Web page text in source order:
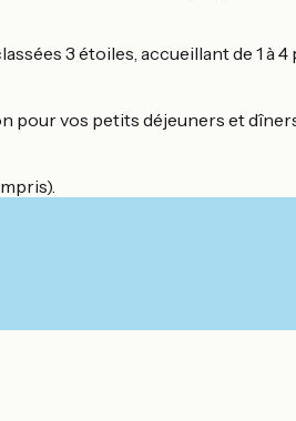
3 étoiles, accueillant de 1 à
pour vos petits déjeuners et